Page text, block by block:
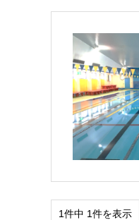
1件中 1件を表示